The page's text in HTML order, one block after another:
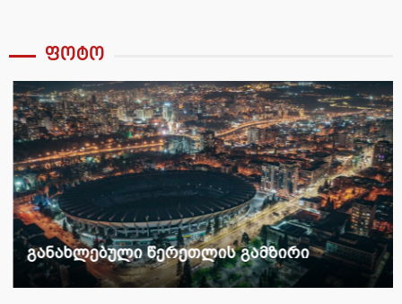
ფოტო
განახლებული წერეთლის გამზირი